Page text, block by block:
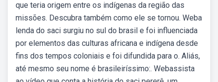
que teria origem entre os indígenas da região das
missões. Descubra também como ele se tornou. Weba
lenda do saci surgiu no sul do brasil e foi influenciada
por elementos das culturas africana e indígena desde
fins dos tempos coloniais e foi difundida para o. Aliás,
até mesmo seu nome é brasileiríssimo:. Webassista